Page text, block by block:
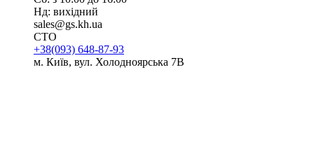
Нд: вихідний
sales@gs.kh.ua
СТО
+38(093) 648-87-93
м. Київ, вул. Холодноярська 7В